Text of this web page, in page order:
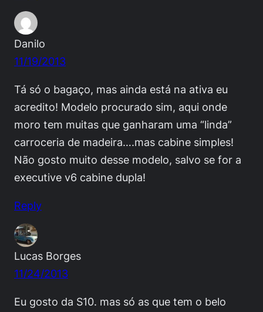
Danilo
11/19/2013
Tá só o bagaço, mas ainda está na ativa eu
acredito! Modelo procurado sim, aqui onde
moro tem muitas que ganharam uma “linda”
carroceria de madeira….mas cabine simples!
Não gosto muito desse modelo, salvo se for a
executive v6 cabine dupla!
Reply
Lucas Borges
11/24/2013
Eu gosto da S10. mas só as que tem o belo